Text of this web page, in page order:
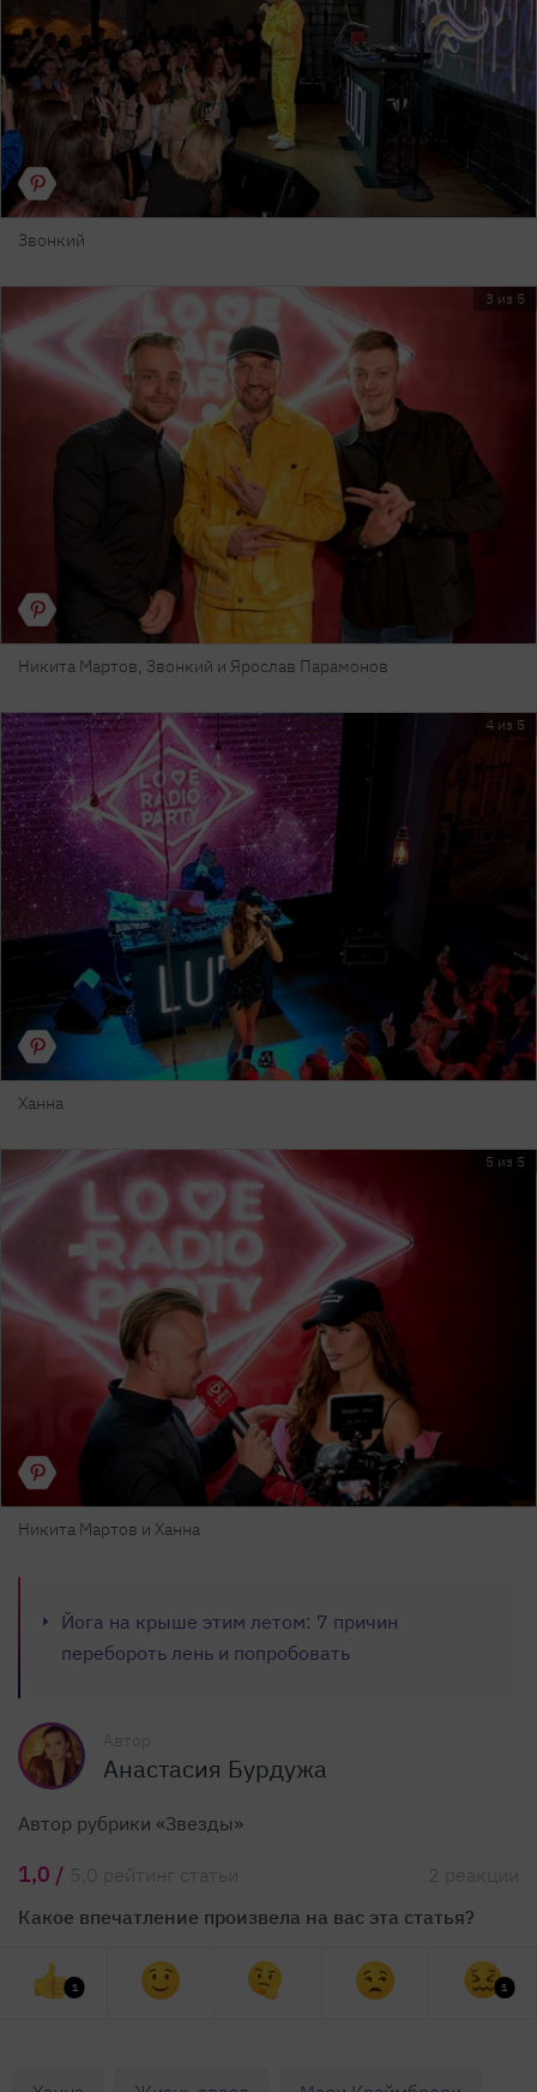
Звонкий
3 из 5
Никита Мартов, Звонкий и Ярослав Парамонов
4 из 5
Ханна
5 из 5
Никита Мартов и Ханна
Йога на крыше этим летом: 7 причин
перебороть лень и попробовать
Автор
Анастасия Бурдужа
Автор рубрики «Звезды»
1,0 / 5,0 рейтинг статьи
2 реакции
Какое впечатление произвела на вас эта статья?
1 1